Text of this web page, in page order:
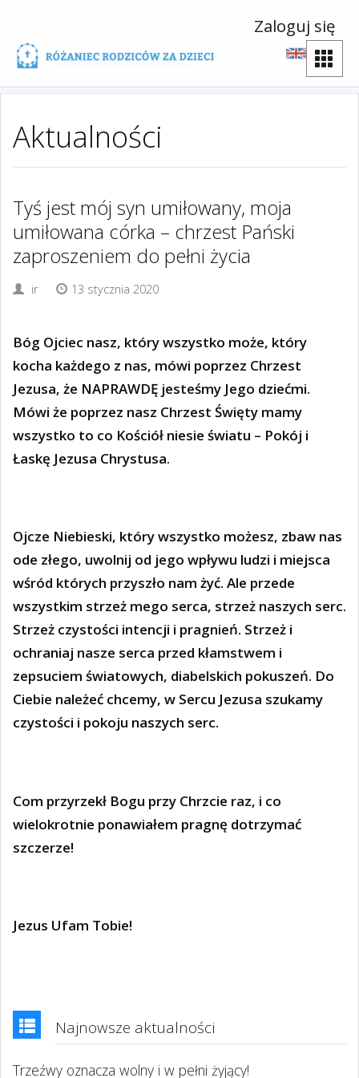
Zaloguj się
Aktualności
Tyś jest mój syn umiłowany, moja
umiłowana córka – chrzest Pański
zaproszeniem do pełni życia
ir 13 stycznia 2020
Bóg Ojciec nasz, który wszystko może, który
kocha każdego z nas, mówi poprzez Chrzest
Jezusa, że NAPRAWDĘ jesteśmy Jego dziećmi.
Mówi że poprzez nasz Chrzest Święty mamy
wszystko to co Kościół niesie światu – Pokój i
Łaskę Jezusa Chrystusa.
Ojcze Niebieski, który wszystko możesz, zbaw nas
ode złego, uwolnij od jego wpływu ludzi i miejsca
wśród których przyszło nam żyć. Ale przede
wszystkim strzeż mego serca, strzeż naszych serc.
Strzeż czystości intencji i pragnień. Strzeż i
ochraniaj nasze serca przed kłamstwem i
zepsuciem światowych, diabelskich pokuszeń. Do
Ciebie należeć chcemy, w Sercu Jezusa szukamy
czystości i pokoju naszych serc.
Com przyrzekł Bogu przy Chrzcie raz, i co
wielokrotnie ponawiałem pragnę dotrzymać
szczerze!
Jezus Ufam Tobie!
Najnowsze aktualności
Trzeźwy oznacza wolny i w pełni żyjący!